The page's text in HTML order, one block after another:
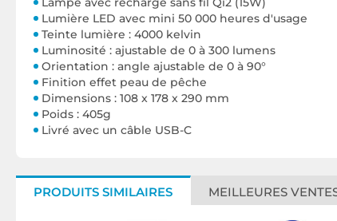
Lumière LED avec mini 50 000 heures d'usage
Teinte lumière : 4000 kelvin
Luminosité : ajustable de 0 à 300 lumens
Orientation : angle ajustable de 0 à 90°
Finition effet peau de pêche
Dimensions : 108 x 178 x 290 mm
Poids : 405g
Livré avec un câble USB-C
PRODUITS SIMILAIRES MEILLEURES